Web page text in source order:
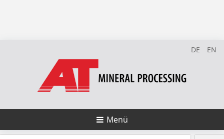
DE EN
Menü